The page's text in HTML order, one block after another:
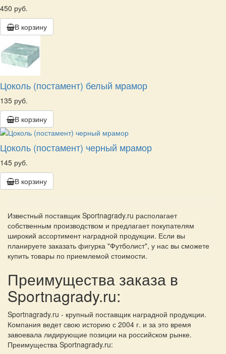
450 руб.
В корзину
Цоколь (постамент) белый мрамор
135 руб.
В корзину
Цоколь (постамент) черный мрамор
145 руб.
В корзину
Известный поставщик Sportnagrady.ru располагает
собственным производством и предлагает покупателям
широкий ассортимент наградной продукции. Если вы
планируете заказать фигурка "Футболист", у нас вы сможете
купить товары по приемлемой стоимости.
Преимущества заказа в
Sportnagrady.ru:
Sportnagrady.ru - крупный поставщик наградной продукции.
Компания ведет свою историю с 2004 г. и за это время
завоевала лидирующие позиции на российском рынке.
Преимущества Sportnagrady.ru: